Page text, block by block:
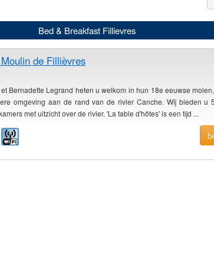
Bed & Breakfast Fillievres
de Fillièvres
Bernadette Legrand heten u welkom in hun 18e eeuwse
omgeving aan de rand van de rivier Canche. Wij bieden u
met uitzicht over de rivier. 'La table d'hôtes' is een tijd ...